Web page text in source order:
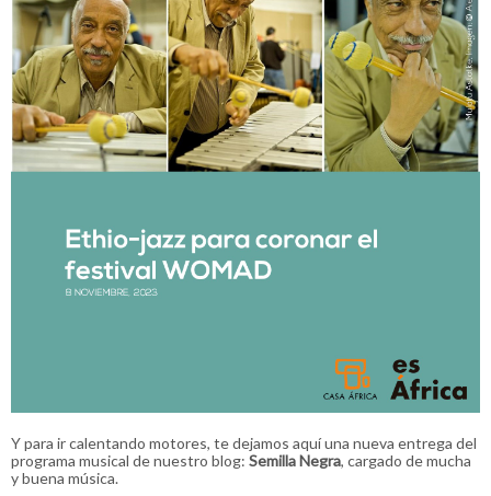
Y para ir calentando motores, te dejamos aquí una nueva entrega del
programa musical de nuestro blog: Semilla Negra, cargado de mucha
y buena música.